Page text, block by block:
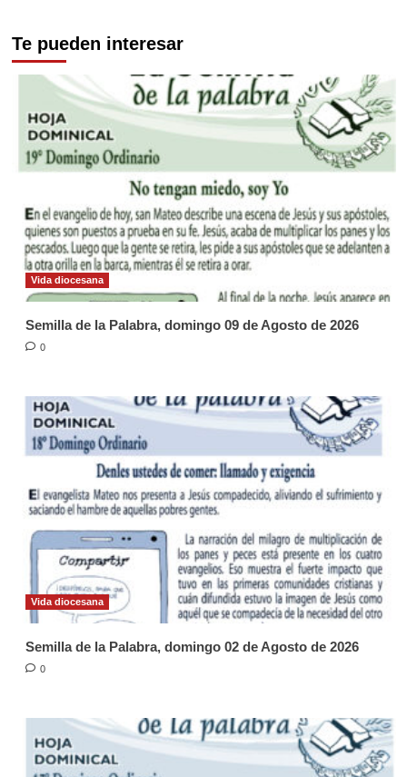
Te pueden interesar
Vida diocesana
Semilla de la Palabra, domingo 09 de Agosto de 2026
0
Vida diocesana
Semilla de la Palabra, domingo 02 de Agosto de 2026
0